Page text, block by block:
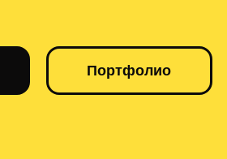
Портфолио